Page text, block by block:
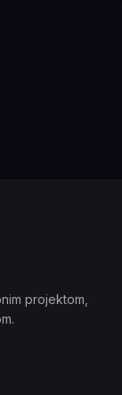
projektom,